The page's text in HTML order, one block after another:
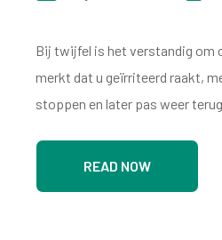
Bij twijfel is het verstandig om
merkt dat u geïrriteerd raakt,
stoppen en later pas weer
READ NOW